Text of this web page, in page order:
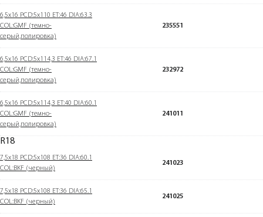
6,5x16 PCD:5x110 ET:46 DIA:63.3
COL:GMF (темно-
серый,полировка)
235551
6,5x16 PCD:5x114,3 ET:46 DIA:67.1
COL:GMF (темно-
серый,полировка)
232972
6,5x16 PCD:5x114,3 ET:40 DIA:60.1
COL:GMF (темно-
серый,полировка)
241011
R18
7,5x18 PCD:5x108 ET:36 DIA:60.1
COL:BKF (черный)
241023
7,5x18 PCD:5x108 ET:36 DIA:65.1
COL:BKF (черный)
241025